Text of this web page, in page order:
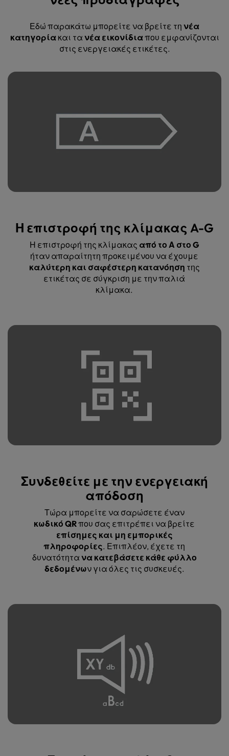
Εδώ παρακάτω μπορείτε να βρείτε τη νέα
κατηγορίακαι τα νέα εικονίδιαπου εμφανίζονται
στις ενεργειακές ετικέτες.
Η επιστροφή της κλίμακας A-G
Η επιστροφή της κλίμακας από το Α στο G
ήταν απαραίτητη προκειμένου να έχουμε
καλύτερη και σαφέστερη κατανόηση της
ετικέτας σε σύγκριση με την παλιά
κλίμακα.
Συνδεθείτε με την ενεργειακή
απόδοση
Τώρα μπορείτε να σαρώσετε έναν
κωδικό QRπου σας επιτρέπει να βρείτε
επίσημες και μη εμπορικές
πληροφορίες. Επιπλέον, έχετε τη
δυνατότητα να κατεβάσετε κάθε φύλλο
δεδομένων για όλες τις συσκευές.